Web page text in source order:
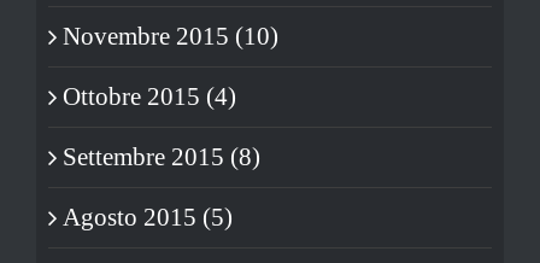
Novembre 2015 (10)
Ottobre 2015 (4)
Settembre 2015 (8)
Agosto 2015 (5)